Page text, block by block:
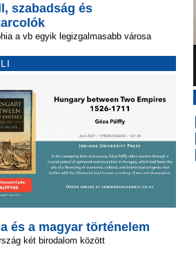
szabadság és
a vb egyik legizgalmasabb városa
és a magyar történelem
két birodalom között